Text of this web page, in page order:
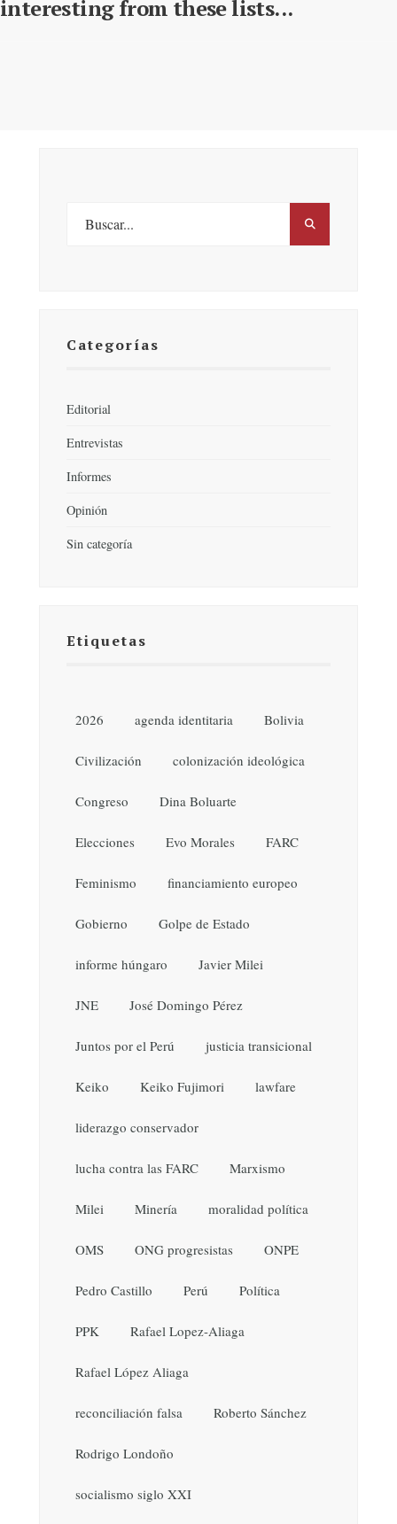
interesting from these lists...
Categorías
Editorial
Entrevistas
Informes
Opinión
Sin categoría
Etiquetas
2026 agenda identitaria Bolivia
Civilización colonización ideológica
Congreso Dina Boluarte
Elecciones Evo Morales FARC
Feminismo financiamiento europeo
Gobierno Golpe de Estado
informe húngaro Javier Milei
JNE José Domingo Pérez
Juntos por el Perú justicia transicional
Keiko Keiko Fujimori lawfare
liderazgo conservador
lucha contra las FARC Marxismo
Milei Minería moralidad política
OMS ONG progresistas ONPE
Pedro Castillo Perú Política
PPK Rafael Lopez-Aliaga
Rafael López Aliaga
reconciliación falsa Roberto Sánchez
Rodrigo Londoño
socialismo siglo XXI